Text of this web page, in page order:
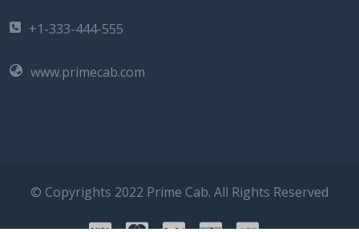
+1-333-444-555
www.primecab.com
© Copyrights 2022 Prime Cab. All Rights Reserved